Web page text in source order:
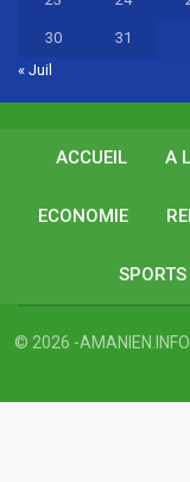
30
31
« Juil
ACCUEIL A
ECONOMIE
SPORTS
© 2026 -